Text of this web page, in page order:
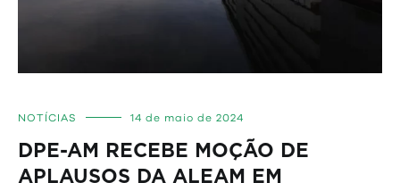
NOTÍCIAS 14 de maio de 2024
DPE-AM RECEBE MOÇÃO DE
APLAUSOS DA ALEAM EM